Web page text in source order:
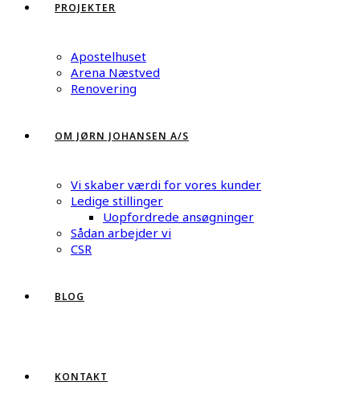
PROJEKTER
Apostelhuset
Arena Næstved
Renovering
OM JØRN JOHANSEN A/S
Vi skaber værdi for vores kunder
Ledige stillinger
Uopfordrede ansøgninger
Sådan arbejder vi
CSR
BLOG
KONTAKT